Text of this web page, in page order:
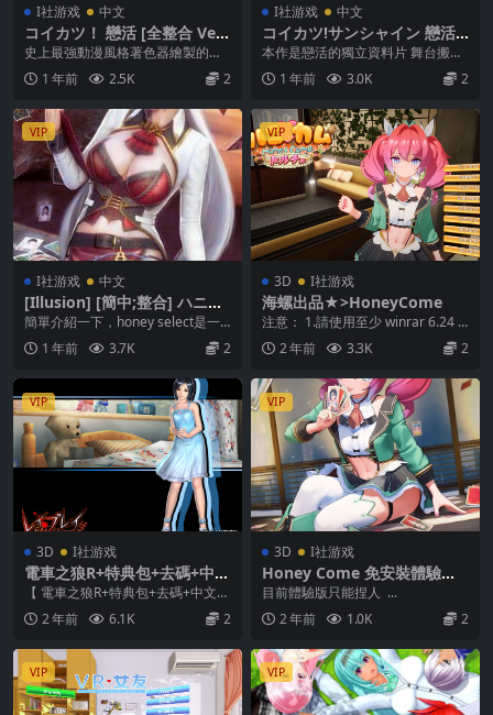
I社游戏 中文
コイカツ！ 戀活 [全整合 Ver2
5.01.26] [中文]
史上最強動漫風格著色器繪製的角
色，可在前所未有的精確度下進行
細部調整。遊戲中內建...
1 年前 2.5K 2
I社游戏 中文
コイカツ!サンシャイン 戀活!S
unshine [全整合 Ver25.01.2
本作是戀活的獨立資料片 舞台搬到
了充滿陽光的海島上 與泳裝女孩們
一起享受夏天與沙...
1 年前 3.0K 2
VIP
I社游戏 中文
[Illusion] [簡中;整合] ハニー
セレクト-Honey Select – Ve
r29 （4K）
簡單介紹一下，honey select是一
款以捏人、擺拍、錄製小影片為主
要玩法，...
1 年前 3.7K 2
VIP
3D I社游戏
海螺出品★>HoneyCome
注意： 1.請使用至少 winrar 6.24 6
4位元版 進行解壓縮。 。 。...
2 年前 3.3K 2
VIP
3D I社游戏
電車之狼R+特典包+去碼+中文
+真人私出+看圖檔
【 電車之狼R+特典包+去碼+中文
+真人私出+看圖檔(帶全補丁) 電車
之狼R 《...
2 年前 6.1K 2
VIP
3D I社游戏
Honey Come 免安裝體驗版
+註冊表補丁
目前體驗版只能捏人 ...
2 年前
1.0K 2
VIP VIP